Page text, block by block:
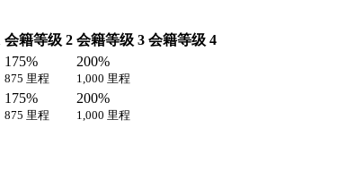
会籍等级 2 会籍等级 3 会籍等级 4
175%
875 里程
200%
1,000 里程
175%
875 里程
200%
1,000 里程